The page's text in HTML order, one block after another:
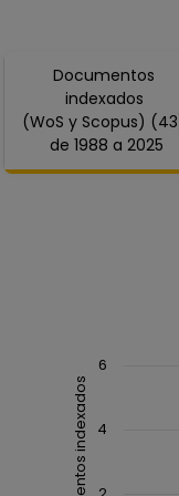
Documentos
indexados
(WoS y Scopus)
de 1988 a 2025
Chart
Combination
The chart
The chart
4
6